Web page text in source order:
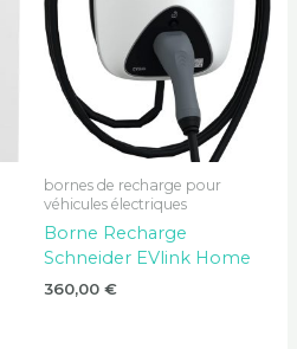
bornes de recharge pour
véhicules électriques
Borne Recharge
Schneider EVlink Home
360,00 €